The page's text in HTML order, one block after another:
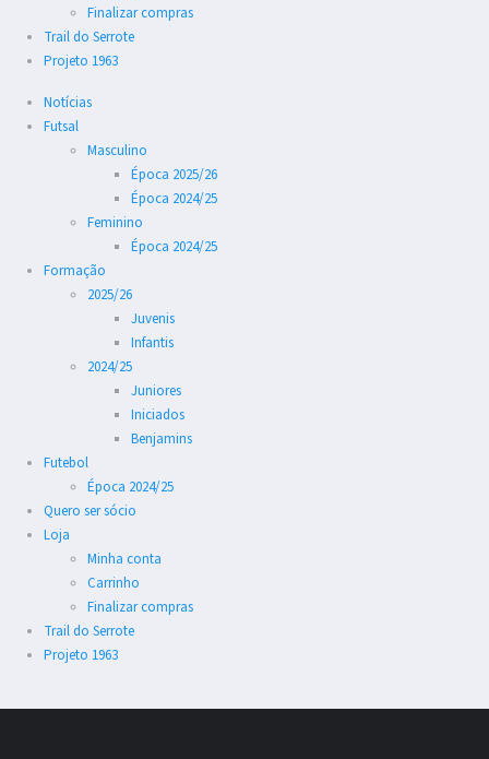
Finalizar compras
Trail do Serrote
Projeto 1963
Notícias
Futsal
Masculino
Época 2025/26
Época 2024/25
Feminino
Época 2024/25
Formação
2025/26
Juvenis
Infantis
2024/25
Juniores
Iniciados
Benjamins
Futebol
Época 2024/25
Quero ser sócio
Loja
Minha conta
Carrinho
Finalizar compras
Trail do Serrote
Projeto 1963